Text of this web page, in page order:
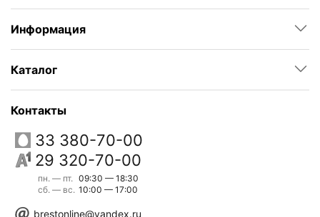
Информация
Каталог
Контакты
33 380-70-00
29 320-70-00
пн. — пт.
сб. — вс.
09:30 — 18:30
10:00 — 17:00
brestonline@yandex.ru